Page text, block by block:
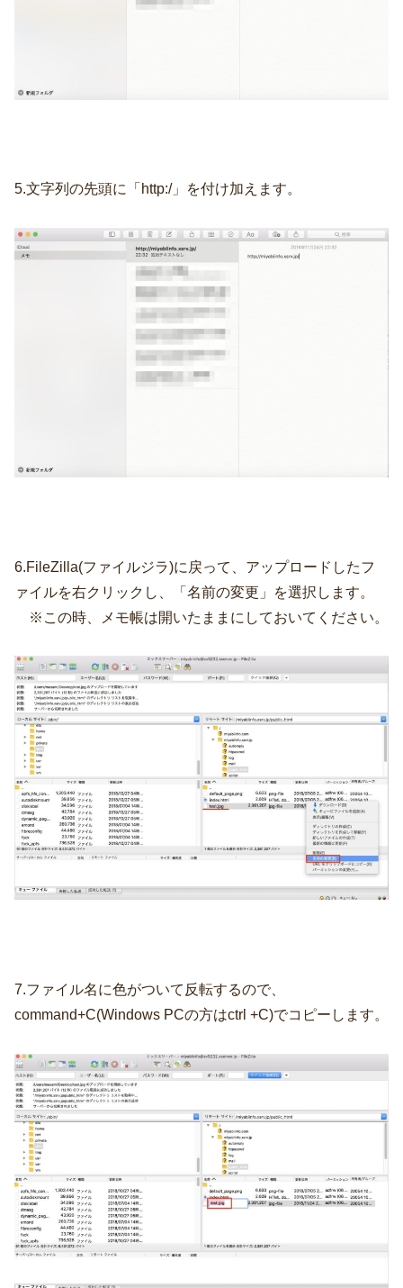
5.文字列の先頭に「http:/」を付け加えます。
6.FileZilla(ファイルジラ)に戻って、アップロードしたフ
ァイルを右クリックし、「名前の変更」を選択します。
※この時、メモ帳は開いたままにしておいてください。
7.ファイル名に色がついて反転するので、
command+C(Windows PCの方はctrl +C)でコピーします。